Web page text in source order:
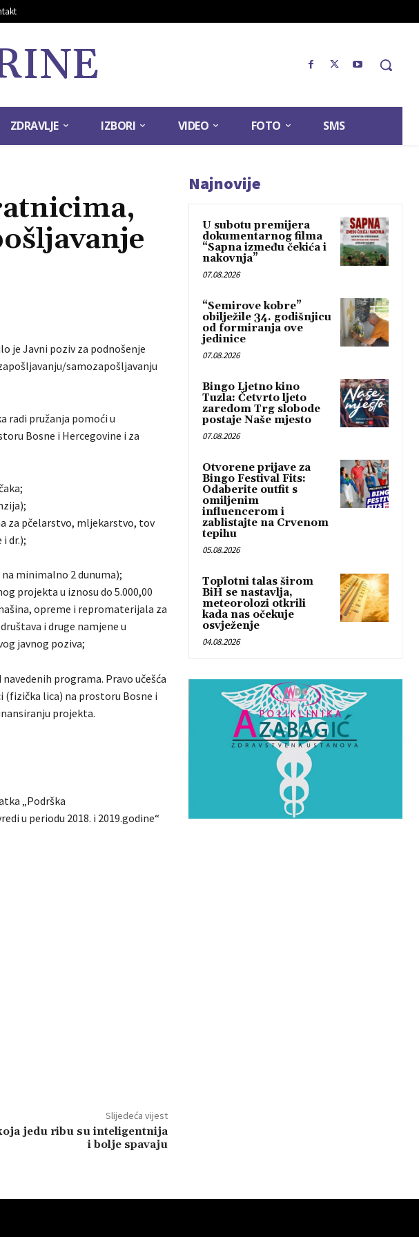
ZDRAVLJE IZBORI VIDEO FOTO SMS
je Javni poziv za podnošenje
samozapošljavanju
radi pružanja pomoći u
Bosne i Hercegovine i za
za pčelarstvo, mljekarstvo, tov
dr.);
minimalno 2 dunuma);
projekta u iznosu do 5.000,00
opreme i repromaterijala za
i druge namjene u
javnog poziva;
programa. Pravo učešća
lica) na prostoru Bosne i
projekta.
„Podrška
u periodu 2018. i 2019.godine“
Slijedeća vijest
jedu ribu su inteligentnija
i bolje spavaju
Najnovije
U subotu premijera
dokumentarnog filma
“Sapna između čekića i
nakovnja”
07.08.2026
“Semirove kobre”
obilježile 34. godišnjicu
od formiranja ove
jedinice
07.08.2026
Bingo Ljetno kino
Tuzla: Četvrto ljeto
zaredom Trg slobode
postaje Naše mjesto
07.08.2026
Otvorene prijave za
Bingo Festival Fits:
Odaberite outfit s
omiljenim
influencerom i
zablistajte na Crvenom
tepihu
05.08.2026
Toplotni talas širom
BiH se nastavlja,
meteorolozi otkrili
kada nas očekuje
osvježenje
04.08.2026